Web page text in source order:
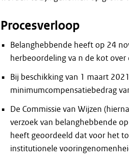
Procesverloop
Belanghebbende heeft op 24
herbeoordeling va n de kot
Bij beschikking van 1 maart
minimumcompensatiebedrag
De Commissie van Wijzen
verzoek van belanghebbende
heeft geoordeeld dat voor het
institutionele